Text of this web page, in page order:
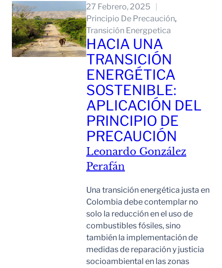
27 Febrero, 2025
Principio De Precaución
Transición Energpetica
HACIA UNA
TRANSICIÓN
ENERGÉTICA
SOSTENIBLE:
APLICACIÓN DEL
PRINCIPIO DE
PRECAUCIÓN
Leonardo González
Perafán
Una transición energética justa en
Colombia debe contemplar no
solo la reducción en el uso de
combustibles fósiles, sino
también la implementación de
medidas de reparación y justicia
socioambiental en las zonas